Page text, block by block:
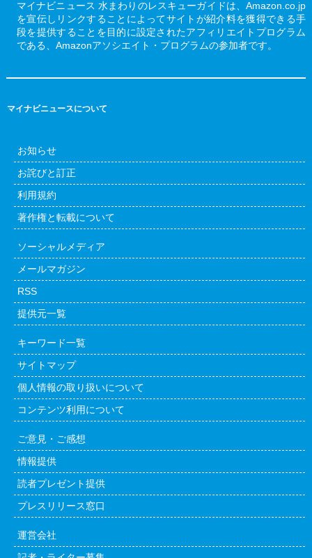
マイナビニュース 水まわりのレスキューガイドは、Amazon.co.jp
を宣伝しリンクすることによってサイトが紹介料を獲得できる手
段を提供することを目的に設定されたアフィリエイトプログラム
である、Amazonアソシエイト・プログラムの参加者です。
マイナビニュースについて
お知らせ
お詫びと訂正
利用規約
著作権と転載について
ソーシャルメディア
メールマガジン
RSS
提供元一覧
キーワード一覧
サイトマップ
個人情報の取り扱いについて
コンテンツ利用について
ご意見・ご感想
情報提供
読者プレゼント提供
プレスリリース窓口
運営会社